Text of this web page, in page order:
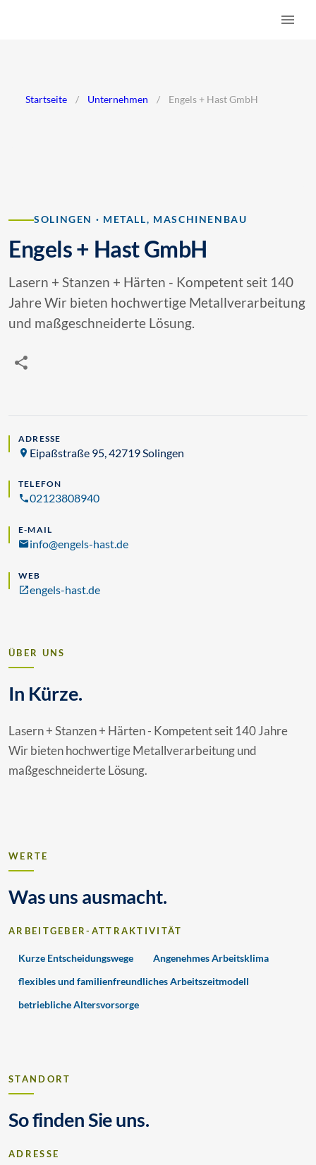
Startseite / Unternehmen / Engels + Hast GmbH
SOLINGEN · METALL, MASCHINENBAU
Engels + Hast GmbH
Lasern + Stanzen + Härten - Kompetent seit 140
Jahre Wir bieten hochwertige Metallverarbeitung
und maßgeschneiderte Lösung.
ADRESSE
Eipaßstraße 95, 42719 Solingen
TELEFON
02123808940
E-MAIL
info@engels-hast.de
WEB
engels-hast.de
ÜBER UNS
In Kürze.
Lasern + Stanzen + Härten - Kompetent seit 140 Jahre
Wir bieten hochwertige Metallverarbeitung und
maßgeschneiderte Lösung.
WERTE
Was uns ausmacht.
ARBEITGEBER-ATTRAKTIVITÄT
Kurze Entscheidungswege
Angenehmes Arbeitsklima
flexibles und familienfreundliches Arbeitszeitmodell
betriebliche Altersvorsorge
STANDORT
So finden Sie uns.
ADRESSE